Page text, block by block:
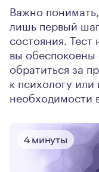
Важно
лишь первый
состояния. Тест
вы
обратиться за
к психологу или
необходимости
4 минуты